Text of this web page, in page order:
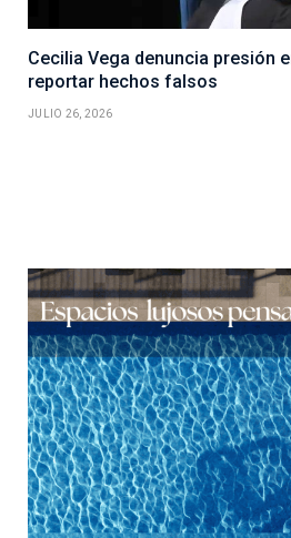
Cecilia Vega denuncia presión
reportar hechos falsos
JULIO 26, 2026